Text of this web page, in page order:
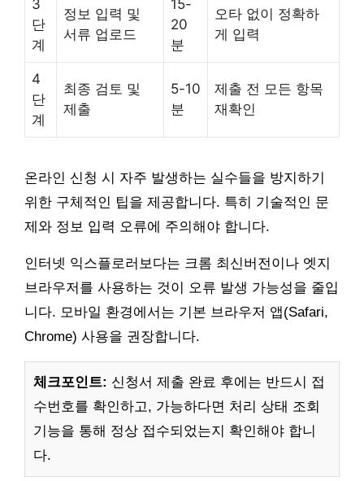
3
단
계
정보 입력 및
서류 업로드
15-
20
분
오타 없이 정확하
게 입력
4
단
계
최종 검토 및
제출
5-10
분
제출 전 모든 항목
재확인
온라인 신청 시 자주 발생하는 실수들을 방지하기
위한 구체적인 팁을 제공합니다. 특히 기술적인 문
제와 정보 입력 오류에 주의해야 합니다.
인터넷 익스플로러보다는 크롬 최신버전이나 엣지
브라우저를 사용하는 것이 오류 발생 가능성을 줄입
니다. 모바일 환경에서는 기본 브라우저 앱(Safari,
Chrome) 사용을 권장합니다.
체크포인트: 신청서 제출 완료 후에는 반드시 접
수번호를 확인하고, 가능하다면 처리 상태 조회
기능을 통해 정상 접수되었는지 확인해야 합니
다.